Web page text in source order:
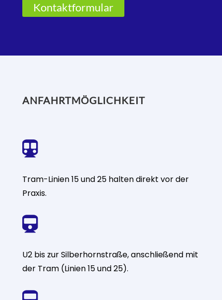
Kontaktformular
ANFAHRTMÖGLICHKEIT

Tram-Linien 15 und 25 halten direkt vor der
Praxis.

U2 bis zur Silberhornstraße, anschließend mit
der Tram (Linien 15 und 25).